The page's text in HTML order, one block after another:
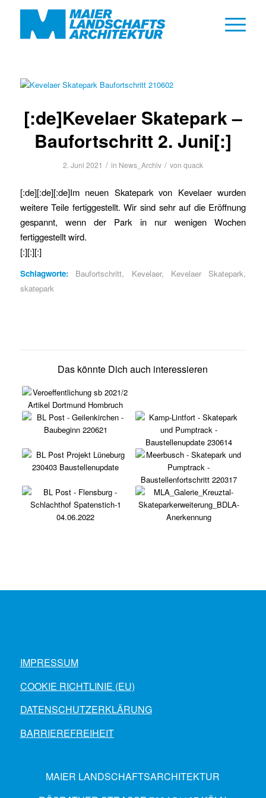
[:de]Kevelaer Skatepark –
Baufortschritt 2. Juni[:]
2. Juni 2021 / in News_Archiv / von quack
[:de][:de][:de]Im neuen Skatepark von Kevelaer wurden
weitere Teile fertiggestellt.Wir sind sehr auf die Eröffnung
gespannt, wenn der Park in nur wenigen Wochen
fertiggestellt wird.
[:][:][:]
Schlagworte: Baufortschritt, Kevelaer, Kevelaer Skatepark,
skatepark
Das könnte Dich auch interessieren
IMPRESSUM
COOKIE RICHTLINIE (EU)
DATENSCHUTZERKLÄRUNG
BARRIEREFREIHEIT
MAIER LANDSCHAFTSARCHITEKTUR